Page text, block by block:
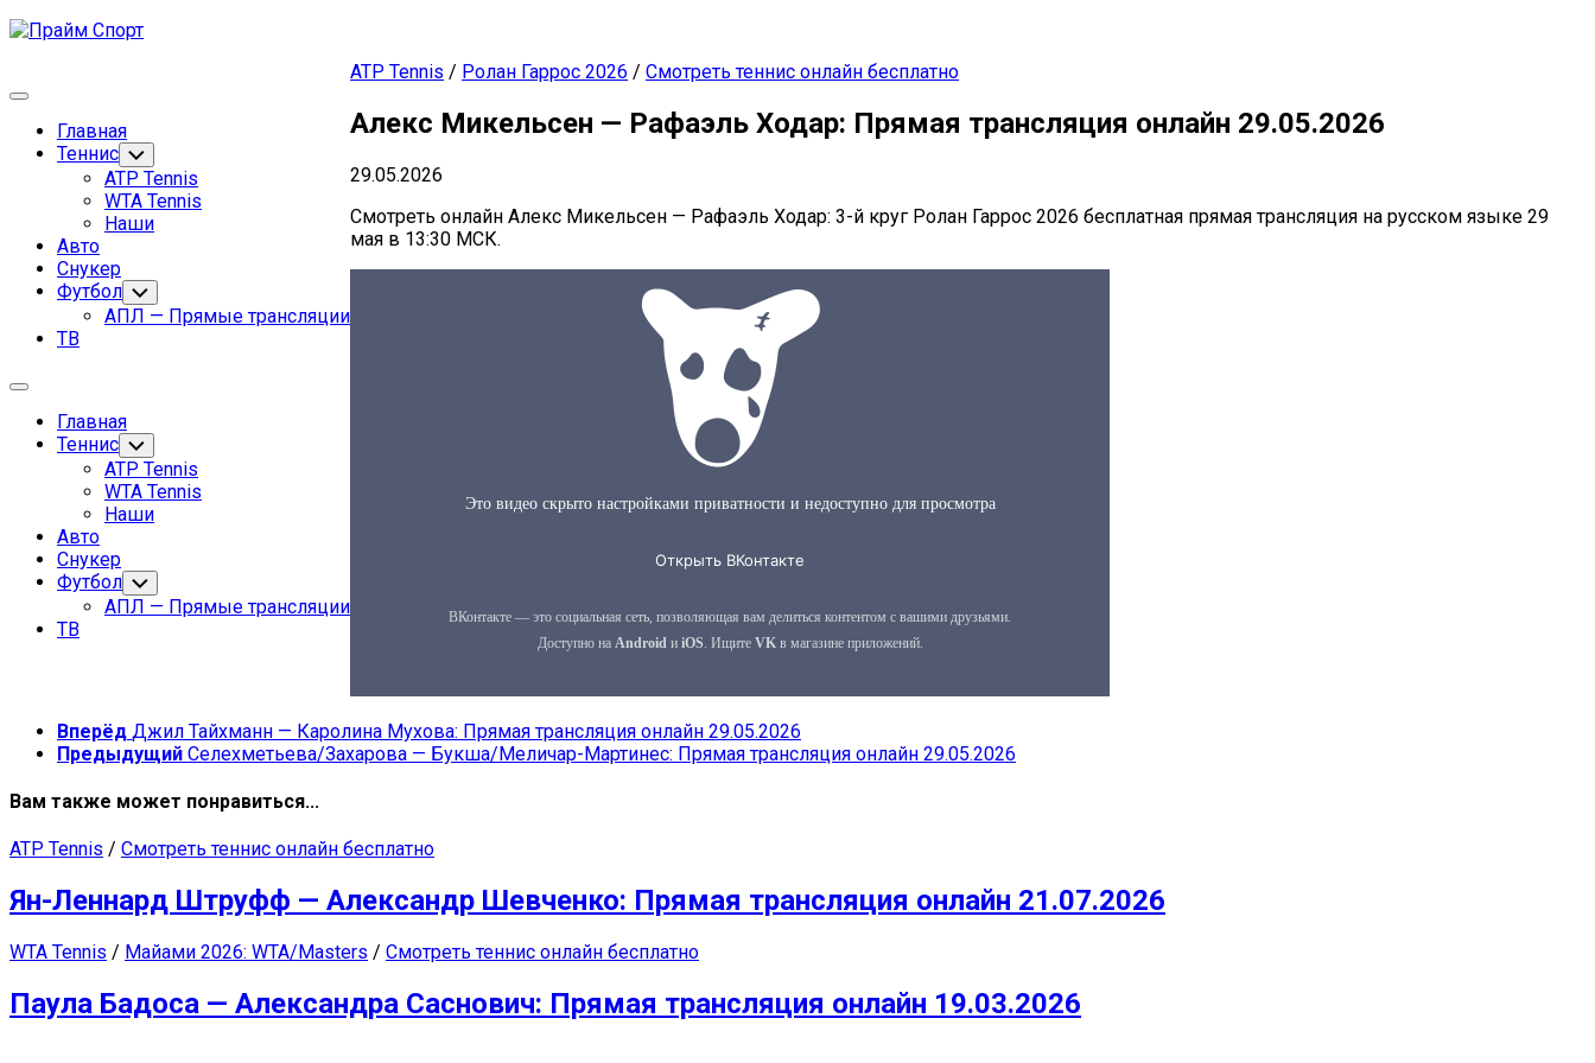
Перейти
Развернуть
Главная
Родительская
текущая
страница
Теннис Переключатель
дочернего
меню
Родительская
текущая
страница
ATP Tennis
WTA Tennis
Наши
Авто
Снукер
Футбол Переключатель
дочернего
меню
АПЛ — Прямые трансляции
ТВ
Развернуть
Главная
Родительская
текущая
страница
Теннис Переключатель
дочернего
меню
Родительская
текущая
страница
ATP Tennis
WTA Tennis
Наши
Авто
Снукер
Футбол Переключатель
дочернего
меню
АПЛ — Прямые трансляции
ТВ
ATP Tennis / Ролан Гаррос 2026 / Смотреть теннис онлайн бесплатно
Алекс Микельсен — Рафаэль Ходар: Прямая трансляция онлайн 29.05.2026
29.05.2026
Смотреть онлайн Алекс Микельсен — Рафаэль Ходар: 3-й круг Ролан Гаррос 2026 бесплатная прямая трансляция на русском языке 29
мая в 13:30 МСК.
Вперёд Джил Тайхманн — Каролина Мухова: Прямая трансляция онлайн 29.05.2026
Предыдущий Селехметьева/Захарова — Букша/Меличар-Мартинес: Прямая трансляция онлайн 29.05.2026
Вам также может понравиться...
ATP Tennis / Смотреть теннис онлайн бесплатно
Ян-Леннард Штруфф — Александр Шевченко: Прямая трансляция онлайн 21.07.2026
WTA Tennis / Майами 2026: WTA/Masters / Смотреть теннис онлайн бесплатно
Паула Бадоса — Александра Саснович: Прямая трансляция онлайн 19.03.2026